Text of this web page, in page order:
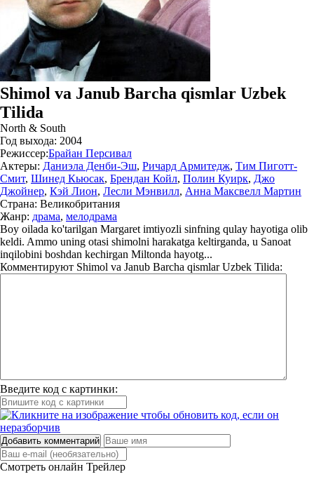
Shimol va Janub Barcha qismlar Uzbek
Tilida
North & South
Год выхода: 2004
Режиссер:Брайан Персивал
Актеры: Даниэла Денби-Эш, Ричард Армитедж, Тим Пиготт-
Смит, Шинед Кьюсак, Брендан Койл, Полин Куирк, Джо
Джойнер, Кэй Лион, Лесли Мэнвилл, Анна Максвелл Мартин
Страна: Великобритания
Жанр: драма, мелодрама
Boy oilada ko'tarilgan Margaret imtiyozli sinfning qulay hayotiga olib
keldi. Ammo uning otasi shimolni harakatga keltirganda, u Sanoat
inqilobini boshdan kechirgan Miltonda hayotg...
Комментируют Shimol va Janub Barcha qismlar Uzbek Tilida:
Введите код с картинки:
Добавить комментарий
Смотреть онлайн Трейлер